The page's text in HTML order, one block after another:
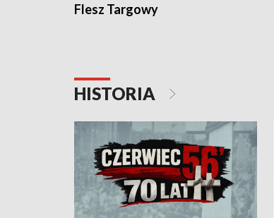
Flesz Targowy
HISTORIA